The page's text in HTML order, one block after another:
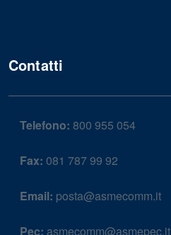
Contatti
Telefono: 800 955 054
Fax: 081 787 99 92
Email: posta@asmecomm.it
Pec: asmecomm@asmepec.it